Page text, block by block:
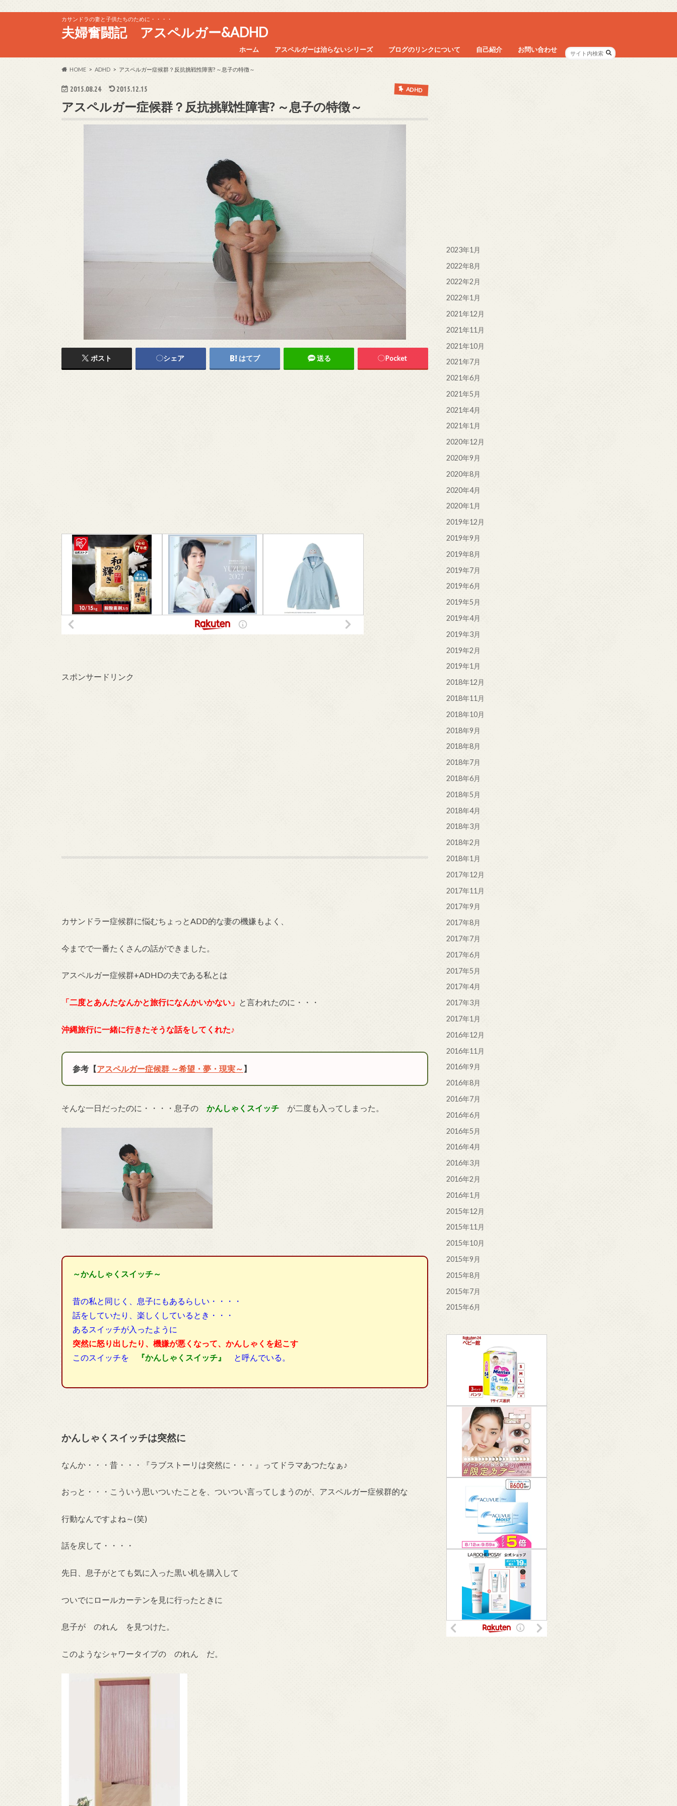
カサンドラの妻と子供たちのために・・・・
夫婦奮闘記 アスペルガー&ADHD
ホーム アスペルガーは治らないシリーズ ブログのリンクについて 自己紹介 お問い合わせ
HOME ADHD アスペルガー症候群？反抗挑戦性障害? ～息子の特徴～
2015.08.24 2015.12.15 ADHD
アスペルガー症候群？反抗挑戦性障害? ～息子の特徴～
ポスト シェア はてブ 送る Pocket
スポンサードリンク
カサンドラー症候群に悩むちょっとADD的な妻の機嫌もよく、
今までで一番たくさんの話ができました。
アスペルガー症候群+ADHDの夫である私とは
「二度とあんたなんかと旅行になんかいかない」 と言われたのに・・・
沖縄旅行に一緒に行きたそうな話をしてくれた♪
参考【アスペルガー症候群 ～希望・夢・現実～ 】
そんな一日だったのに・・・・息子の かんしゃくスイッチ が二度も入ってしまった。
～かんしゃくスイッチ～
昔の私と同じく、息子にもあるらしい・・・・
話をしていたり、楽しくしているとき・・・
あるスイッチが入ったように
突然に怒り出したり、機嫌が悪くなって、かんしゃくを起こす
このスイッチを
『かんしゃくスイッチ』 と呼んでいる。
かんしゃくスイッチは突然に
なんか・・・昔・・・『ラブストーリは突然に・・・』ってドラマあつたなぁ♪
おっと・・・こういう思いついたことを、ついつい言ってしまうのが、アスペルガー症候群的な
行動なんですよね～(笑)
話を戻して・・・・
先日、息子がとても気に入った黒い机を購入して
ついでにロールカーテンを見に行ったときに
息子が のれん を見つけた。
このようなシャワータイプの のれん だ。
2023年1月
2022年8月
2022年2月
2022年1月
2021年12月
2021年11月
2021年10月
2021年7月
2021年6月
2021年5月
2021年4月
2021年1月
2020年12月
2020年9月
2020年8月
2020年4月
2020年1月
2019年12月
2019年9月
2019年8月
2019年7月
2019年6月
2019年5月
2019年4月
2019年3月
2019年2月
2019年1月
2018年12月
2018年11月
2018年10月
2018年9月
2018年8月
2018年7月
2018年6月
2018年5月
2018年4月
2018年3月
2018年2月
2018年1月
2017年12月
2017年11月
2017年9月
2017年8月
2017年7月
2017年6月
2017年5月
2017年4月
2017年3月
2017年1月
2016年12月
2016年11月
2016年9月
2016年8月
2016年7月
2016年6月
2016年5月
2016年4月
2016年3月
2016年2月
2016年1月
2015年12月
2015年11月
2015年10月
2015年9月
2015年8月
2015年7月
2015年6月